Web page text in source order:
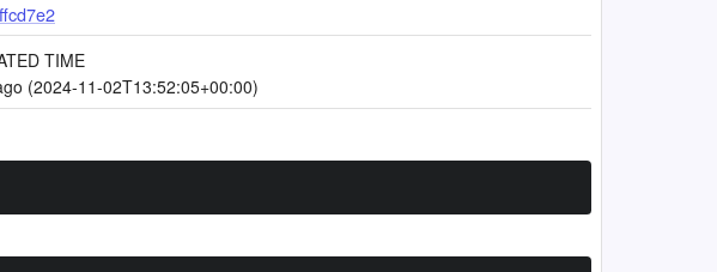
TIME
(2024-11-02T13:52:05+00:00)